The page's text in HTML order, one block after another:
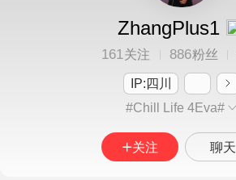
ZhangPlus1
161关注 886粉丝
IP:四川
#Chill Life 4Eva#
关注 聊天